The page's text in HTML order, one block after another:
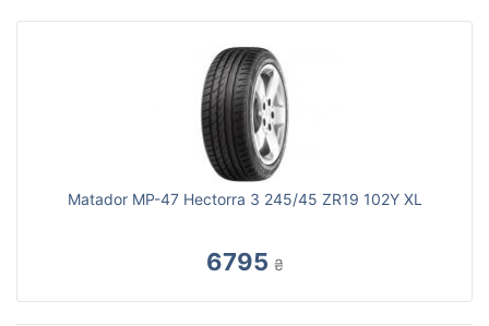
Matador MP-47 Hectorra 3 245/45 ZR19 102Y XL
6795 ₴